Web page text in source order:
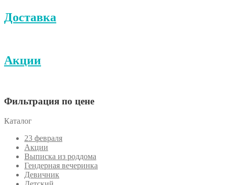
Доставка
Акции
Фильтрация по цене
Каталог
23 февраля
Акции
Выписка из роддома
Гендерная вечеринка
Девичник